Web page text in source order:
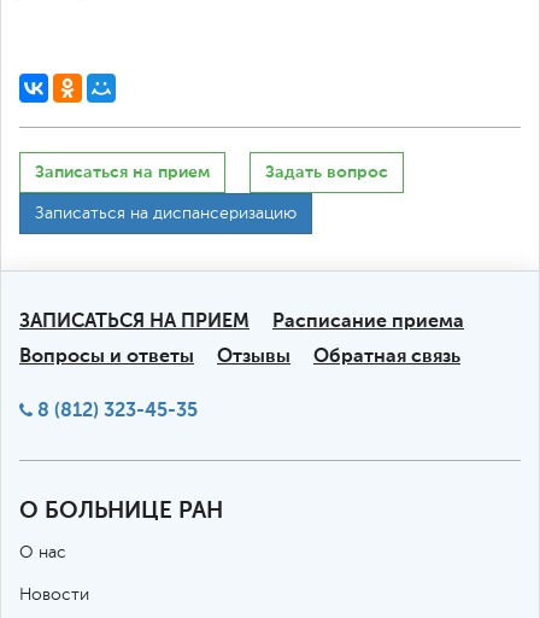
Записаться на прием Задать вопрос
Записаться на диспансеризацию
ЗАПИСАТЬСЯ НА ПРИЕМ
Расписание приема
Вопросы и ответы
Отзывы Обратная связь
8 (812) 323-45-35
О БОЛЬНИЦЕ РАН
О нас
Новости